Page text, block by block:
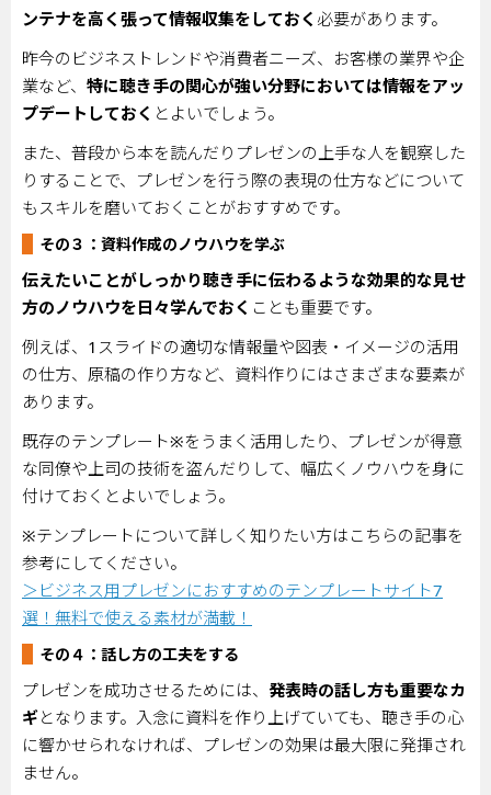
ンテナを高く張って情報収集をしておく 必要があります。
昨今のビジネストレンドや消費者ニーズ、お客様の業界や企
業など、 特に聴き手の関心が強い分野においては情報をアッ
プデートしておく とよいでしょう。
また、普段から本を読んだりプレゼンの上手な人を観察した
りすることで、プレゼンを行う際の表現の仕方などについて
もスキルを磨いておくことがおすすめです。
その３：資料作成のノウハウを学ぶ
伝えたいことがしっかり聴き手に伝わるような効果的な見せ
方のノウハウを日々学んでおく ことも重要です。
例えば、 1 スライドの適切な情報量や図表・イメージの活用
の仕方、原稿の作り方など、資料作りにはさまざまな要素が
あります。
既存のテンプレート※をうまく活用したり、プレゼンが得意
な同僚や上司の技術を盗んだりして、幅広くノウハウを身に
付けておくとよいでしょう。
※テンプレートについて詳しく知りたい方はこちらの記事を
参考にしてください。
＞ビジネス用プレゼンにおすすめのテンプレートサイト7
選！無料で使える素材が満載！
その４：話し方の工夫をする
プレゼンを成功させるためには、 発表時の話し方も重要なカ
ギとなります。入念に資料を作り上げていても、聴き手の心
に響かせられなければ、プレゼンの効果は最大限に発揮され
ません。